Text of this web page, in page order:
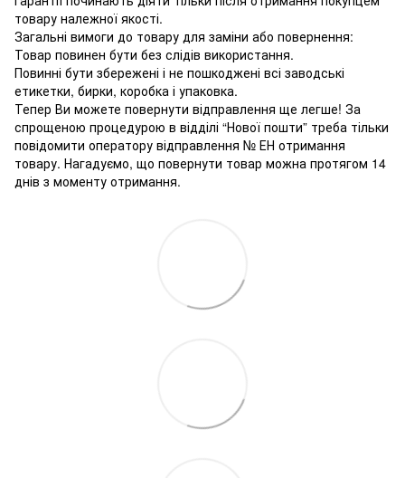
товару належної якості.
Загальні вимоги до товару для заміни або повернення:
Товар повинен бути без слідів використання.
Повинні бути збережені і не пошкоджені всі заводські
етикетки, бирки, коробка і упаковка.
Тепер Ви можете повернути відправлення ще легше! За
спрощеною процедурою в відділі “Нової пошти” треба тільки
повідомити оператору відправлення № ЕН отримання
товару. Нагадуємо, що повернути товар можна протягом 14
днів з моменту отримання.